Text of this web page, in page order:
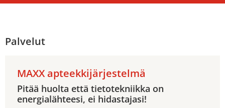
Palvelut
MAXX apteekkijärjestelmä
Pitää huolta että tietotekniikka on
energialähteesi, ei hidastajasi!